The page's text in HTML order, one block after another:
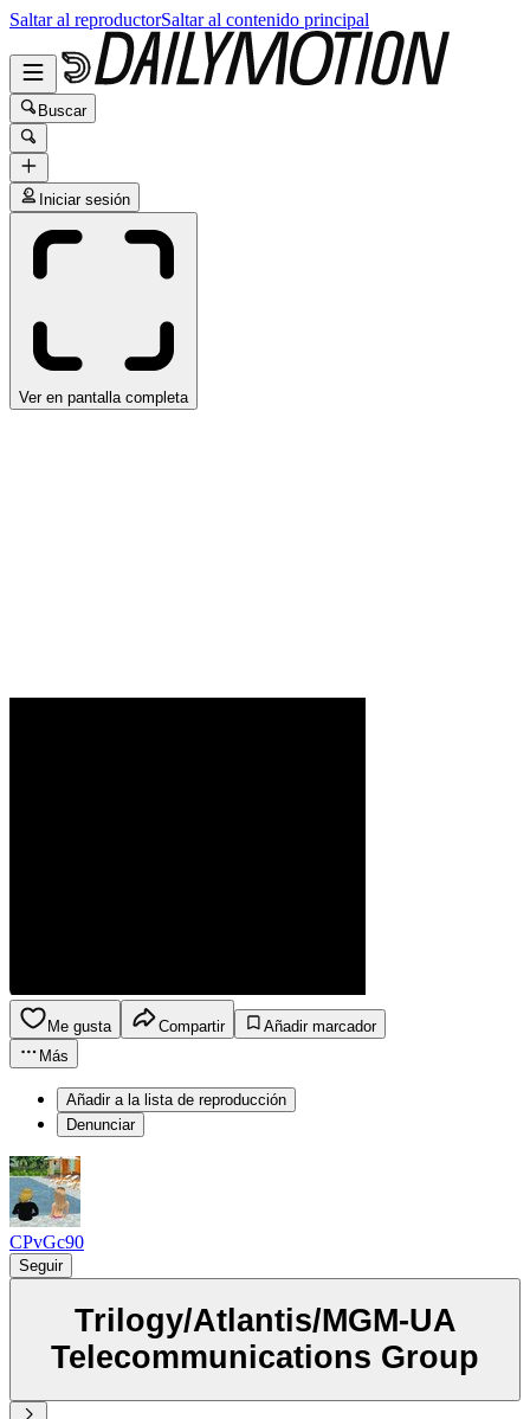
Saltar al reproductorSaltar al contenido principal
Buscar
Iniciar sesión
Ver en pantalla completa
Me gusta Compartir
Añadir marcador
Más
Añadir a la lista de reproducción
Denunciar
CPvGc90
Seguir
Trilogy/Atlantis/MGM-UA
Telecommunications Group